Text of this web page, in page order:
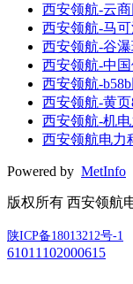
西安领航-云商
西安领航-马可
西安领航-谷瀑
西安领航-中
西安领航-b58b
西安领航-黄页
西安领航-机
西安领航电力
Powered by MetInfo
版权所有 西安领航
陕ICP备18013212号-1
61011102000615